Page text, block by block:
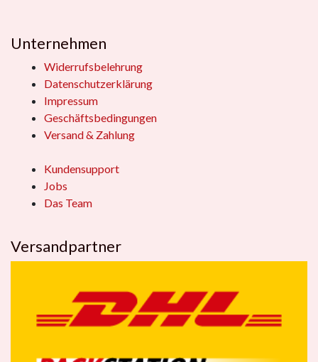
Unternehmen
Widerrufsbelehrung
Datenschutzerklärung
Impressum
Geschäftsbedingungen
Versand & Zahlung
Kundensupport
Jobs
Das Team
Versandpartner